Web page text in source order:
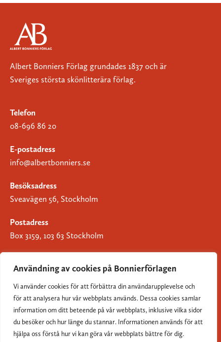
Användning av cookies på Bonnierförlagen
Vi använder cookies för att förbättra din användarupplevelse och
för att analysera hur vår webbplats används. Dessa cookies samlar
information om ditt beteende på vår webbplats, inklusive vilka sidor
du besöker och hur länge du stannar. Informationen används för att
hjälpa oss förstå hur vi kan göra vår webbplats bättre för dig.
Albert Bonniers Förlag grundades 1837 och är
Sveriges största skönlitterära förlag.
Telefon
08-696 86 20
E-postadress
info@albertbonniers.se
Besöksadress
Sveavägen 56, Stockholm
Postadress
Box 3159, 103 63 Stockholm
Om Bonnierförlagen
Cookies
Integritetspolicy